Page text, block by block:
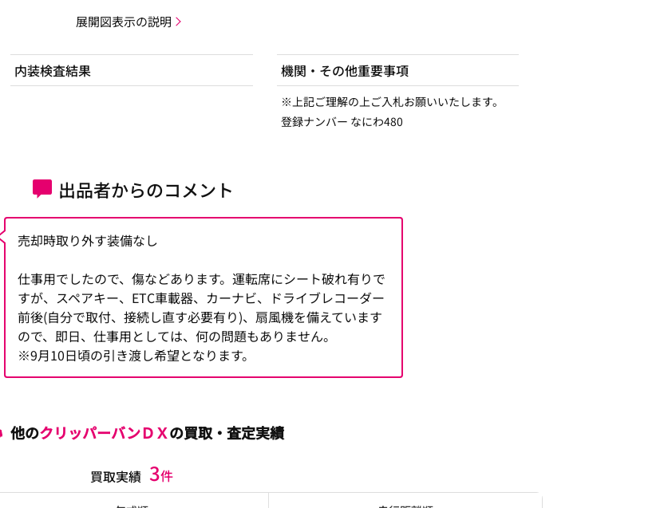
展開図表示の説明
内装検査結果 機関・その他重要事項
※上記ご理解の上ご入札お願いいたします。
登録ナンバー なにわ480
出品者からのコメント
売却時取り外す装備なし
仕事用でしたので、傷などあります。運転席にシート破れ有りで
すが、スペアキー、ETC車載器、カーナビ、ドライブレコーダー
前後(自分で取付、接続し直す必要有り)、扇風機を備えています
ので、即日、仕事用としては、何の問題もありません。
※9月10日頃の引き渡し希望となります。
他のクリッパーバンＤＸの買取・査定実績
買取実績 3件